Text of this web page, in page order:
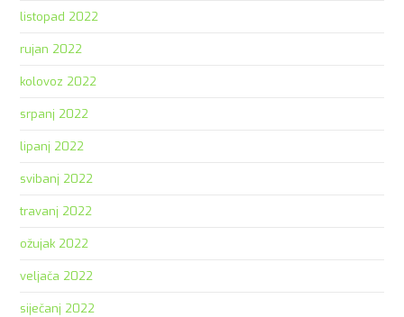
listopad 2022
rujan 2022
kolovoz 2022
srpanj 2022
lipanj 2022
svibanj 2022
travanj 2022
ožujak 2022
veljača 2022
siječanj 2022